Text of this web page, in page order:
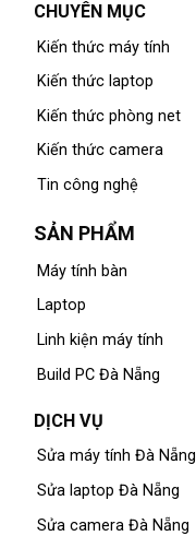
CHUYÊN MỤC
Kiến thức máy tính
Kiến thức laptop
Kiến thức phòng net
Kiến thức camera
Tin công nghệ
SẢN PHẨM
Máy tính bàn
Laptop
Linh kiện máy tính
Build PC Đà Nẵng
DỊCH VỤ
Sửa máy tính Đà Nẵng
Sửa laptop Đà Nẵng
Sửa camera Đà Nẵng